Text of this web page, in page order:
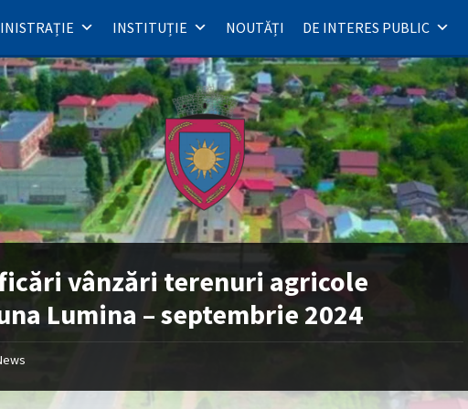
INSTITUȚIE NOUTĂȚI DE INTERES PUBLIC
vânzări terenuri agricole
Lumina – septembrie 2024